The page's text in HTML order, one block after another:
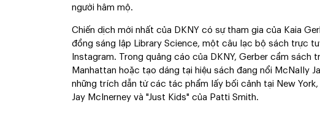
người hâm mộ.
Chiến dịch mới nhất của DKNY có sự tham gia của Kaia
đồng sáng lập Library Science, một câu lạc bộ sách trực
Instagram. Trong quảng cáo của DKNY, Gerber cầm sách
Manhattan hoặc tạo dáng tại hiệu sách đang nổi McNally
những trích dẫn từ các tác phẩm lấy bối cảnh tại New
Jay McInerney và "Just Kids" của Patti Smith.